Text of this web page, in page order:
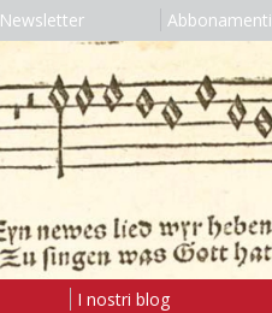
Newsletter Abbonamenti
I nostri blog